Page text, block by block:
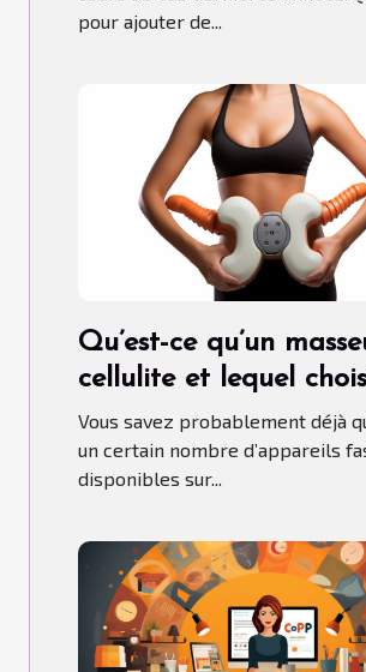
pour ajouter de...
Qu’est-ce qu’un
cellulite et lequel
Vous savez probablement déjà
un certain nombre d’appareils
disponibles sur...